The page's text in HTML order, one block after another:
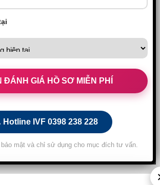
Hotline IVF 0398 238 228
bảo mật và chỉ sử dụng cho mục đích tư vấn.